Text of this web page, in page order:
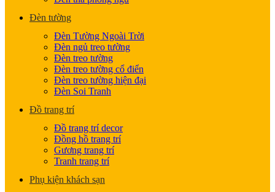
Đèn tường
Đèn Tường Ngoài Trời
Đèn ngủ treo tường
Đèn treo tường
Đèn treo tường cổ điển
Đèn treo tường hiện đại
Đèn Soi Tranh
Đồ trang trí
Đồ trang trí decor
Đồng hồ trang trí
Gương trang trí
Tranh trang trí
Phụ kiện khách sạn